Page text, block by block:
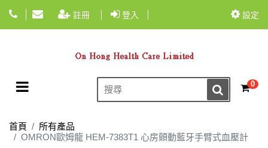
設定
註冊 登入
Toggle navigation 0
首頁
所有產品
OMRON歐姆龍 HEM-7383T1 心房顫動藍牙手臂式血壓計